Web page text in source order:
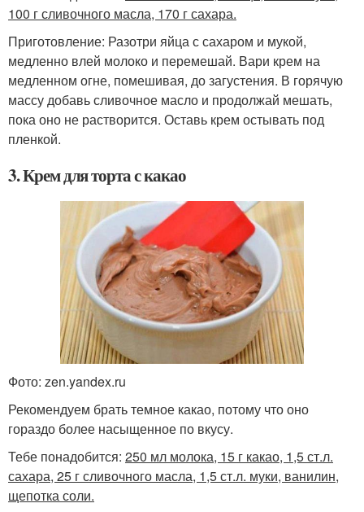
100 г сливочного масла, 170 г сахара.
Приготовление: Разотри яйца с сахаром и мукой,
медленно влей молоко и перемешай. Вари крем на
медленном огне, помешивая, до загустения. В горячую
массу добавь сливочное масло и продолжай мешать,
пока оно не растворится. Оставь крем остывать под
пленкой.
3. Крем для торта с какао
Фото: zen.yandex.ru
Рекомендуем брать темное какао, потому что оно
гораздо более насыщенное по вкусу.
Тебе понадобится: 250 мл молока, 15 г какао, 1,5 ст.л.
сахара, 25 г сливочного масла, 1,5 ст.л. муки, ванилин,
щепотка соли.